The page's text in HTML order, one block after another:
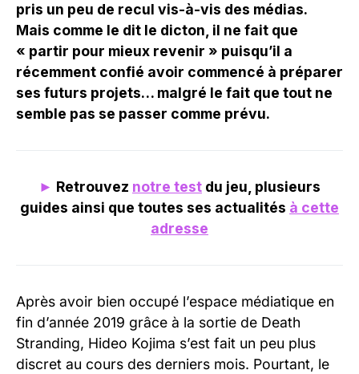
pris un peu de recul vis-à-vis des médias.
Mais comme le dit le dicton, il ne fait que
« partir pour mieux revenir » puisqu’il a
récemment confié avoir commencé à préparer
ses futurs projets… malgré le fait que tout ne
semble pas se passer comme prévu.
► Retrouvez notre test du jeu, plusieurs
guides ainsi que toutes ses actualités à cette
adresse
Après avoir bien occupé l’espace médiatique en
fin d’année 2019 grâce à la sortie de Death
Stranding, Hideo Kojima s’est fait un peu plus
discret au cours des derniers mois. Pourtant, le